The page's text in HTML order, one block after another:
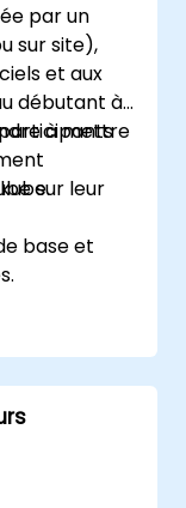
par un
sur site),
et aux
débutant à
à mettre
sur leur
base et
de
pour